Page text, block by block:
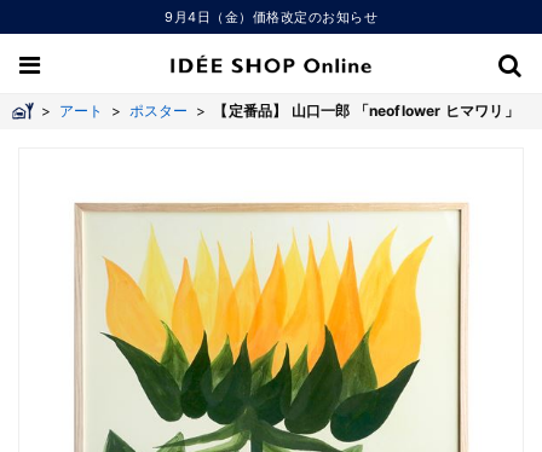
9月4日（金）価格改定のお知らせ
> アート > ポスター > 【定番品】 山口一郎 「neoflower ヒマワリ」